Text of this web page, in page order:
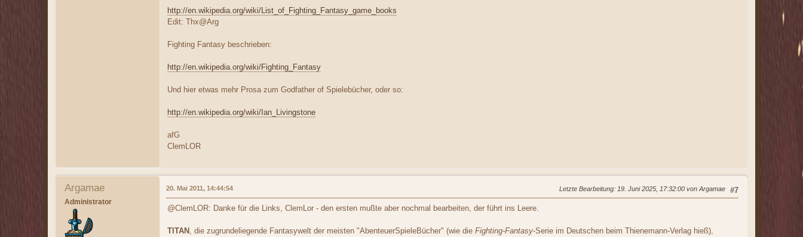
http://en.wikipedia.org/wiki/List_of_Fighting_Fantasy_game_books
Edit: Thx@Arg
Fighting Fantasy beschrieben:
http://en.wikipedia.org/wiki/Fighting_Fantasy
Und hier etwas mehr Prosa zum Godfather of Spielebücher, oder so:
http://en.wikipedia.org/wiki/Ian_Livingstone
afG
ClemLOR
Argamae
Administrator
#7
20. Mai 2011, 14:44:54 Letzte Bearbeitung: 19. Juni 2025, 17:32:00 von Argamae
@ClemLOR: Danke für die Links, ClemLor - den ersten mußte aber nochmal bearbeiten, der führt ins Leere.
TITAN , die zugrundeliegende Fantasywelt der meisten "AbenteuerSpieleBücher" (wie die Fighting-Fantasy-Serie im Deutschen beim Thienemann-Verlag hieß),